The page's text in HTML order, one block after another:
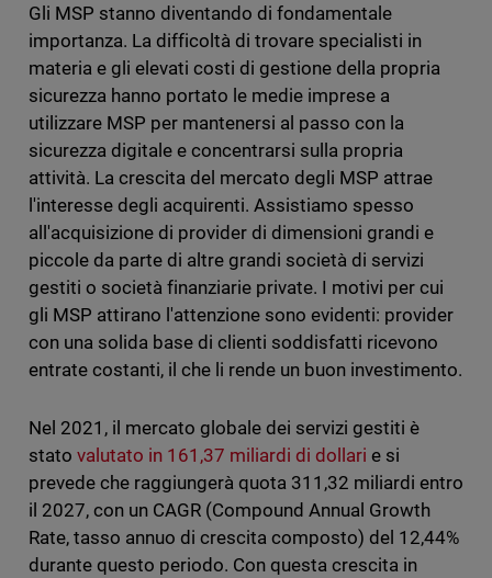
Gli MSP stanno diventando di fondamentale
importanza. La difficoltà di trovare specialisti in
materia e gli elevati costi di gestione della propria
sicurezza hanno portato le medie imprese a
utilizzare MSP per mantenersi al passo con la
sicurezza digitale e concentrarsi sulla propria
attività. La crescita del mercato degli MSP attrae
l'interesse degli acquirenti. Assistiamo spesso
all'acquisizione di provider di dimensioni grandi e
piccole da parte di altre grandi società di servizi
gestiti o società finanziarie private. I motivi per cui
gli MSP attirano l'attenzione sono evidenti: provider
con una solida base di clienti soddisfatti ricevono
entrate costanti, il che li rende un buon investimento.
Nel 2021, il mercato globale dei servizi gestiti è
stato valutato in 161,37 miliardi di dollari e si
prevede che raggiungerà quota 311,32 miliardi entro
il 2027, con un CAGR (Compound Annual Growth
Rate, tasso annuo di crescita composto) del 12,44%
durante questo periodo. Con questa crescita in